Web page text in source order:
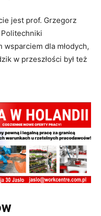
jest prof. Grzegorz
wsparciem dla młodych,
w przeszłości był też